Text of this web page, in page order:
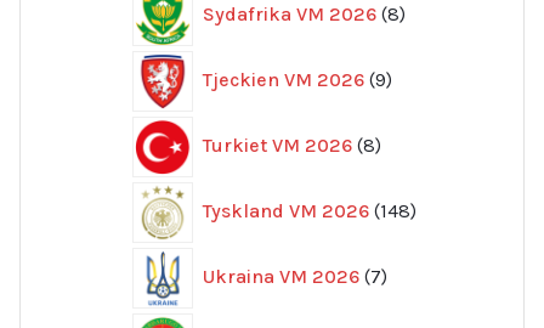
Sydafrika VM 2026 8
produkter
Tjeckien VM 2026 9
produkter
Turkiet VM 2026 8
produkter
Tyskland VM 2026 148
produkter
Ukraina VM 2026 7
produkter